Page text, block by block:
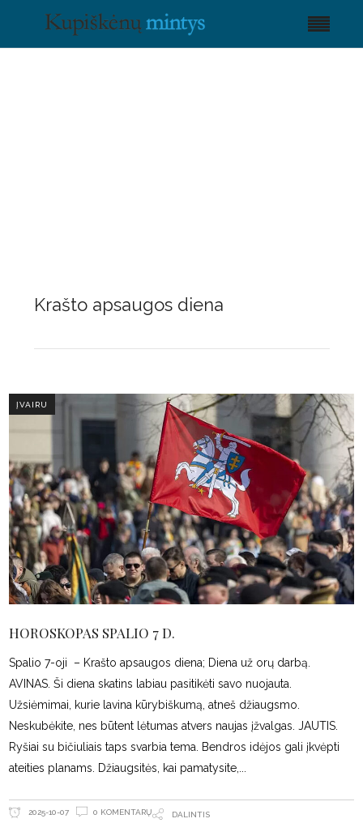
Krašto apsaugos diena
ĮVAIRU
HOROSKOPAS SPALIO 7 D.
Spalio 7-oji – Krašto apsaugos diena; Diena už orų darbą.
AVINAS. Ši diena skatins labiau pasitikėti savo nuojauta.
Užsiėmimai, kurie lavina kūrybiškumą, atneš džiaugsmo.
Neskubėkite, nes būtent lėtumas atvers naujas įžvalgas. JAUTIS.
Ryšiai su bičiuliais taps svarbia tema. Bendros idėjos gali įkvėpti
ateities planams. Džiaugsitės, kai pamatysite,
2025-10-07 0 KOMENTARŲ DALINTIS